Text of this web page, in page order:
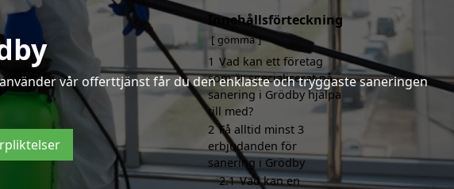
vår offerttjänst får du den enklaste och tryggaste saneringen
Innehållsförteckning
gömma
1 Vad kan ett företag
som är specialiserat på
sanering i Grödby hjälpa
till med?
2 Få alltid minst 3
erbjudanden för
sanering i Grödby
2.1 Vad kan en